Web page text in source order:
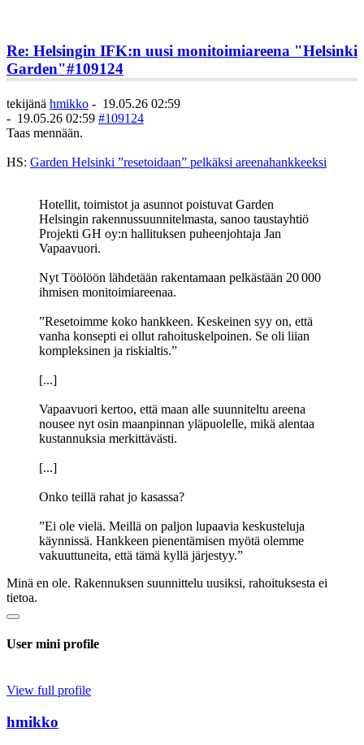
Re: Helsingin IFK:n uusi monitoimiareena "Helsinki
Garden"#109124
tekijänä hmikko - 19.05.26 02:59
- 19.05.26 02:59 #109124
Taas mennään.
HS: Garden Helsinki ”resetoidaan” pelkäksi areenahankkeeksi
Hotellit, toimistot ja asunnot poistuvat Garden
Helsingin rakennussuunnitelmasta, sanoo taustayhtiö
Projekti GH oy:n hallituksen puheenjohtaja Jan
Vapaavuori.
Nyt Töölöön lähdetään rakentamaan pelkästään 20 000
ihmisen monitoimiareenaa.
”Resetoimme koko hankkeen. Keskeinen syy on, että
vanha konsepti ei ollut rahoituskelpoinen. Se oli liian
kompleksinen ja riskialtis.”
[...]
Vapaavuori kertoo, että maan alle suunniteltu areena
nousee nyt osin maanpinnan yläpuolelle, mikä alentaa
kustannuksia merkittävästi.
[...]
Onko teillä rahat jo kasassa?
”Ei ole vielä. Meillä on paljon lupaavia keskusteluja
käynnissä. Hankkeen pienentämisen myötä olemme
vakuuttuneita, että tämä kyllä järjestyy.”
Minä en ole. Rakennuksen suunnittelu uusiksi, rahoituksesta ei
tietoa.
User mini profile
View full profile
hmikko